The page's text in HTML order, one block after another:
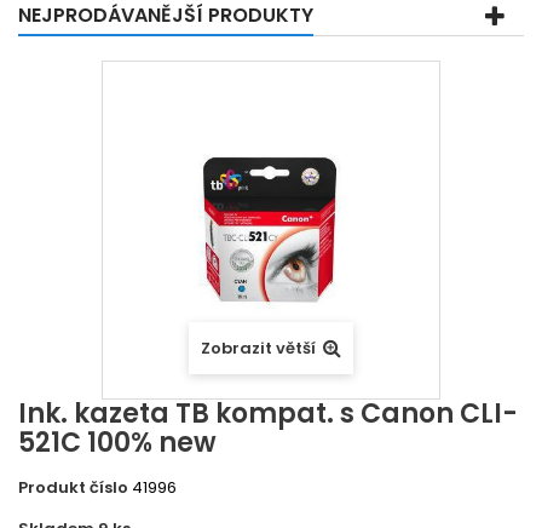
NEJPRODÁVANĚJŠÍ PRODUKTY
Zobrazit větší
Ink. kazeta TB kompat. s Canon CLI-
521C 100% new
Produkt číslo 41996